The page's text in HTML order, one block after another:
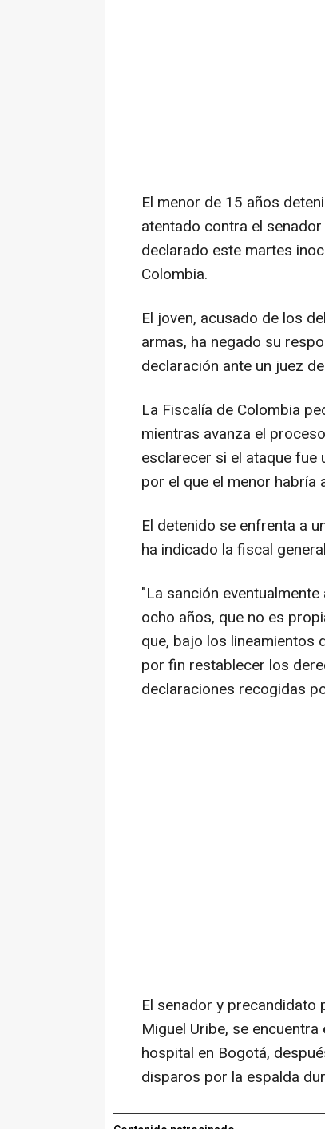
El menor de 15 años
atentado contra el
declarado este martes
Colombia.
El joven, acusado de los
armas, ha negado su
declaración ante un juez
La Fiscalía de Colombia
mientras avanza el
esclarecer si el ataque
por el que el menor habría
El detenido se enfrenta a
ha indicado la fiscal
"La sanción
ocho años, que no es
que, bajo los lineamientos
por fin restablecer los
declaraciones recogidas
El senador y
Miguel Uribe, se
hospital en Bogotá,
disparos por la espalda